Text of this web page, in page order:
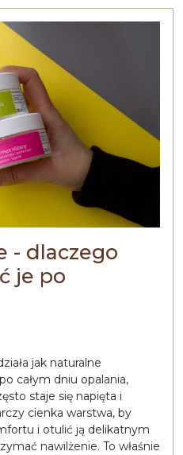
- dlaczego
je po
jak naturalne
całym dniu opalania,
staje się napięta i
cienka warstwa, by
i otulić ją delikatnym
nawilżenie. To właśnie